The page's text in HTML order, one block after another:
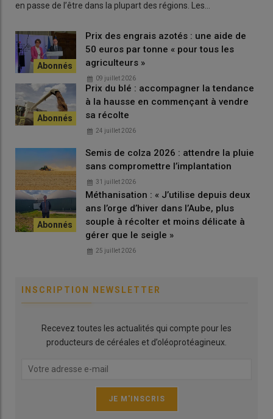
Charles Deswarte évoque « un risque d’échaudagesur les
secteurs et parcelles les moins pourvus en eau au sud de la
Loire, qui peut aboutir à un remplissage « tronqué » des grains.
L’accès à l’irrigation peut s’avérer utile pour limiter le
cultures dans ces situations.» Le spécialiste mentionne les
risques de fortes
températuresà floraison, phase où étaient
les blés au nord de la Loire. «La littérature scientifique évoque
des avortements en cas de températures supérieures à 35°C lors
de la fécondation, mais les températures annoncées restaient en
deçà de ce niveau. La chaleur va donc en premier lieu accélérer le
développement des plantes et la mise en place des grains dans
les fleurs.»
Charlotte Perin, ingénieure régionale dans les Hauts-de-France
chez Arvalis, se veut rassurante concernant l’impact dans le
nord de la France. «En blé tendre, leremplissage
n’avait pas encore démarré, pour l’instant le potentiel est là
rayonnement pour garantir unPMGsuffisant mais avec des
phénomènes d’
échaudage , précise Charlotte Périn.
Les cultures
ont aussi besoin de températures qui descendent suffisamment
enregistrent 7 à 10 jours d’avance par rapport à la moyenne
qui a duré dans le temps (le jour et aussi la
nuit) a forcément engendré une évapotranspiration
en passe de l’être dans la plupart des régions. Les…
Prix des engrais azotés : une aide de
50 euros par tonne « pour tous les
agriculteurs »
09 juillet 2026
Prix du blé : accompagner la tendance
à la hausse en commençant à vendre
sa récolte
24 juillet 2026
Semis de colza 2026 : attendre la pluie
sans compromettre l’implantation
31 juillet 2026
Méthanisation : « J’utilise depuis deux
ans l’orge d’hiver dans l’Aube, plus
souple à récolter et moins délicate à
gérer que le seigle »
25 juillet 2026
INSCRIPTION NEWSLETTER
Recevez toutes les actualités qui compte pour les
producteurs de céréales et d’oléoprotéagineux.